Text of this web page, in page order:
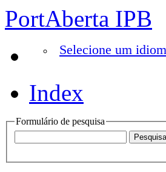
PortAberta IPB
Selecione um
Index
Formulário de pesquisa